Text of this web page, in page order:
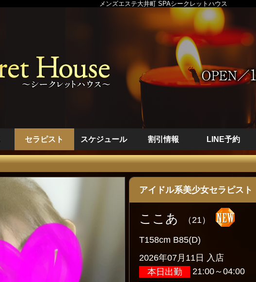
メンズエステ大井町 SPAシークレットハウス
セラピスト スケジュール 割引情報 LINE予約
アイドル系美少女セラピスト
ここあ （21）
T158cm B85(D)
2026年07月11日 入店
本日出勤
21:00～04:00